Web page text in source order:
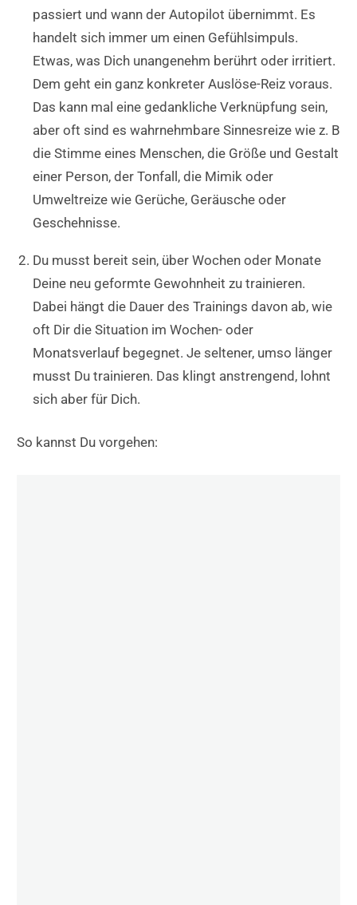
passiert und wann der Autopilot übernimmt. Es
handelt sich immer um einen Gefühlsimpuls.
Etwas, was Dich unangenehm berührt oder irritiert.
Dem geht ein ganz konkreter Auslöse-Reiz voraus.
Das kann mal eine gedankliche Verknüpfung sein,
aber oft sind es wahrnehmbare Sinnesreize wie z. B
die Stimme eines Menschen, die Größe und Gestalt
einer Person, der Tonfall, die Mimik oder
Umweltreize wie Gerüche, Geräusche oder
Geschehnisse.
Du musst bereit sein, über Wochen oder Monate
Deine neu geformte Gewohnheit zu trainieren.
Dabei hängt die Dauer des Trainings davon ab, wie
oft Dir die Situation im Wochen- oder
Monatsverlauf begegnet. Je seltener, umso länger
musst Du trainieren. Das klingt anstrengend, lohnt
sich aber für Dich.
So kannst Du vorgehen: